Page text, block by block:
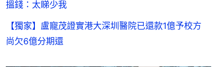
搵錢：太睇少我
【獨家】盧寵茂證實港大深圳醫院已還款1億予校方
尚欠6億分期還